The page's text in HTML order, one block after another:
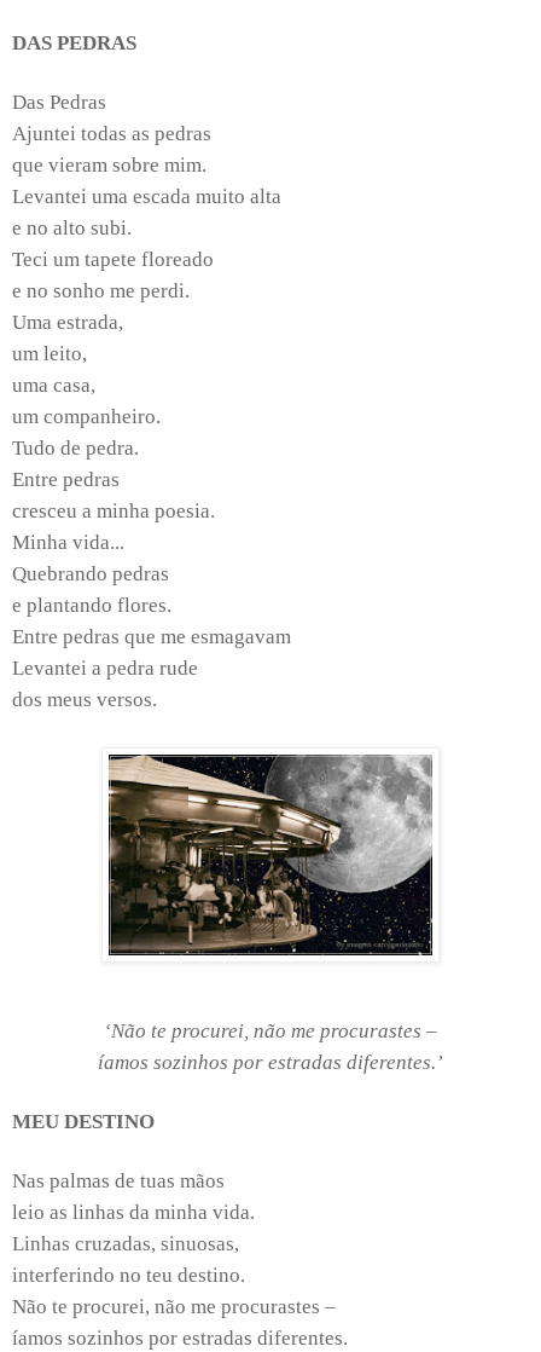
DAS PEDRAS
Das Pedras
Ajuntei todas as pedras
que vieram sobre mim.
Levantei uma escada muito alta
e no alto subi.
Teci um tapete floreado
e no sonho me perdi.
Uma estrada,
um leito,
uma casa,
um companheiro.
Tudo de pedra.
Entre pedras
cresceu a minha poesia.
Minha vida...
Quebrando pedras
e plantando flores.
Entre pedras que me esmagavam
Levantei a pedra rude
dos meus versos.
‘Não te procurei, não me procurastes –
íamos sozinhos por estradas diferentes.’
MEU DESTINO
Nas palmas de tuas mãos
leio as linhas da minha vida.
Linhas cruzadas, sinuosas,
interferindo no teu destino.
Não te procurei, não me procurastes –
íamos sozinhos por estradas diferentes.